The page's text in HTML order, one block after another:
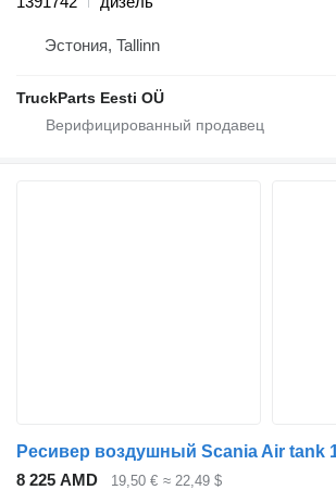
Эстония, Tallinn
TruckParts Eesti OÜ
8 225 AMD 19,50 € ≈ 22,49 $